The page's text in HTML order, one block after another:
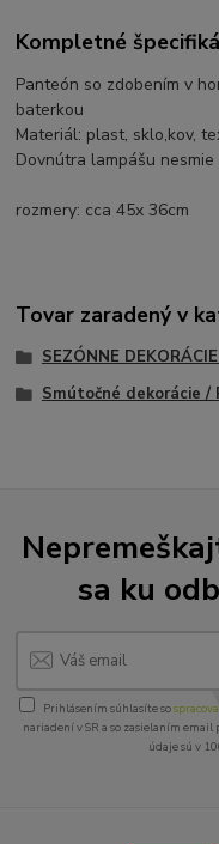
Kompletné
Panteón so zdobením v
baterkou
Materiál: plast, sklo,kov,
Dovnútra lampášu nesmie
rozmery: cca 45x 36cm
Tovar zaradený v
SEZÓNNE
Smútočné dekorácie /
sa ku
Prihlásením súhlasíte so
nariadení v SR a so zasielaním
údaje sú v